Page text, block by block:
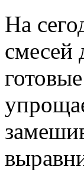
На
смесей